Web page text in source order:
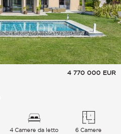
4 770 000 EUR
4 Camere da letto 6 Camere